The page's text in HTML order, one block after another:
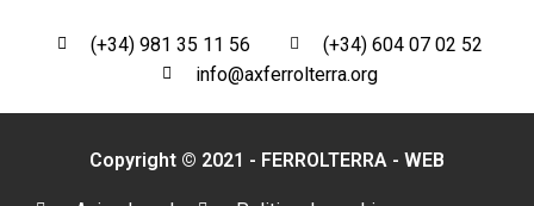
(+34) 981 35 11 56
(+34) 604 07 02 52
info@axferrolterra.org
Copyright © 2021 - FERROLTERRA - WEB